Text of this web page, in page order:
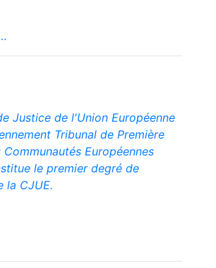
Justice de l'Union Européenne
Tribunal de Première
Européennes
le premier degré de
la CJUE.